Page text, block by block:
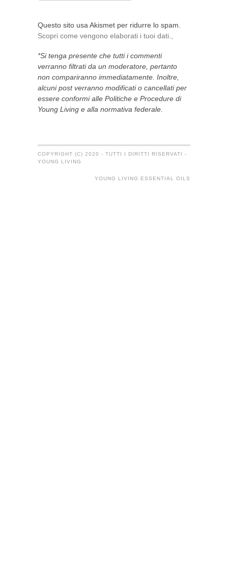
Questo sito usa Akismet per ridurre lo spam.
Scopri come vengono elaborati i tuoi dati.,
*Si tenga presente che tutti i commenti
verranno filtrati da un moderatore, pertanto
non compariranno immediatamente. Inoltre,
alcuni post verranno modificati o cancellati per
essere conformi alle Politiche e Procedure di
Young Living e alla normativa federale.
COPYRIGHT (C) 2020 - TUTTI I DIRITTI RISERVATI -
YOUNG LIVING
YOUNG LIVING ESSENTIAL OILS